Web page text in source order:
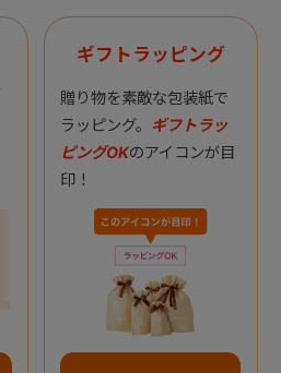
ギフトラッピング
贈り物を素敵な包装紙で
ラッピング。 ギフトラッ
ピングOKのアイコンが目
印！